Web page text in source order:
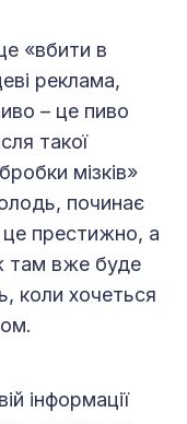
«вбити в
реклама,
– це пиво
такої
мізків»
починає
престижно, а
там вже буде
коли хочеться
інформації